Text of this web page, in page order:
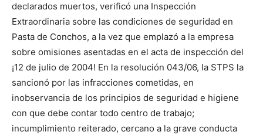
declarados muertos, verificó una Inspección
Extraordinaria sobre las condiciones de seguridad en
Pasta de Conchos, a la vez que emplazó a la empresa
sobre omisiones asentadas en el acta de inspección del
¡12 de julio de 2004! En la resolución 043/06, la STPS la
sancionó por las infracciones cometidas, en
inobservancia de los principios de seguridad e higiene
con que debe contar todo centro de trabajo;
incumplimiento reiterado, cercano a la grave conducta